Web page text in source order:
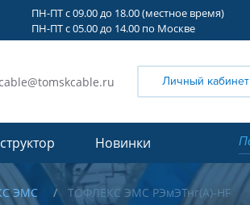
ПН-ПТ с 09.00 до 18.00 (местное время)
ПН-ПТ с 05.00 до 14.00 по Москве
Личный кабинет
Новинки
ЭМС ТОФЛЕКС ЭМС РЭмЭТнг(А)-HF